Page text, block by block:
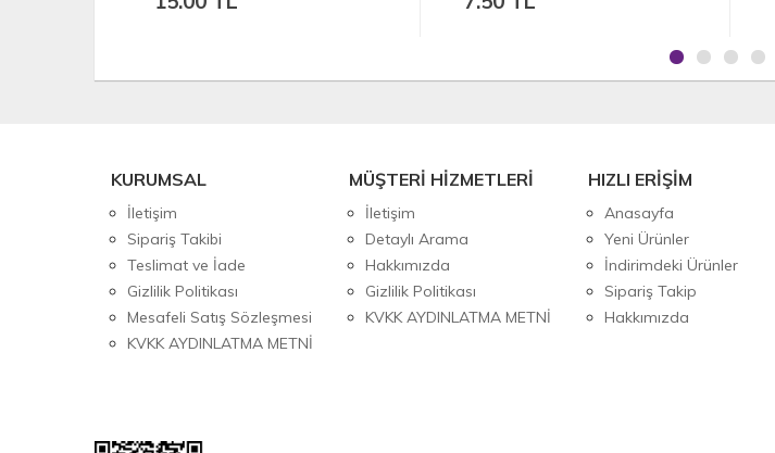
KURUMSAL
İletişim
Sipariş Takibi
Teslimat ve İade
Gizlilik Politikası
Mesafeli Satış Sözleşmesi
KVKK AYDINLATMA METNİ
MÜŞTERİ HİZMETLERİ
İletişim
Detaylı Arama
Hakkımızda
Gizlilik Politikası
KVKK AYDINLATMA METNİ
HIZLI ERİŞİM
Anasayfa
Yeni Ürünler
İndirimdeki Ürünler
Sipariş Takip
Hakkımızda